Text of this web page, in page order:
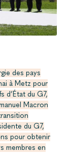
des pays
à Metz pour
d’État du G7,
Macron
du G7,
pour obtenir
membres en